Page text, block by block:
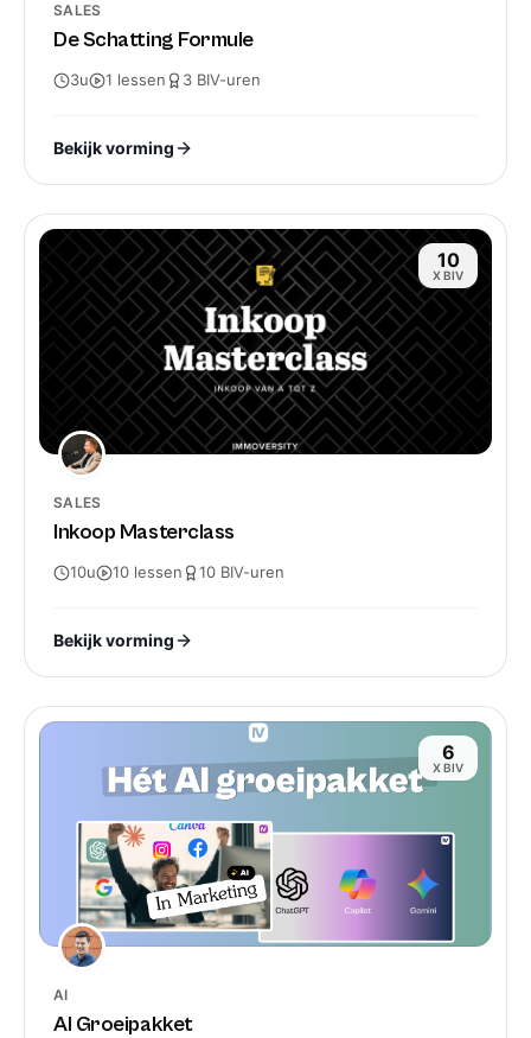
SALES
De Schatting Formule
3u 1 lessen 3 BIV-uren
Bekijk vorming
10
X BIV
SALES
Inkoop Masterclass
10u 10 lessen 10 BIV-uren
Bekijk vorming
6
X BIV
AI
AI Groeipakket